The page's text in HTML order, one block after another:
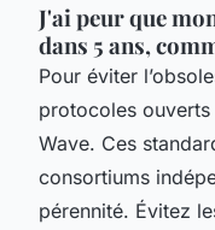
J'ai peur que
dans 5 ans,
Pour éviter
protocoles
Wave. Ces
consortiums
pérennité. Évitez